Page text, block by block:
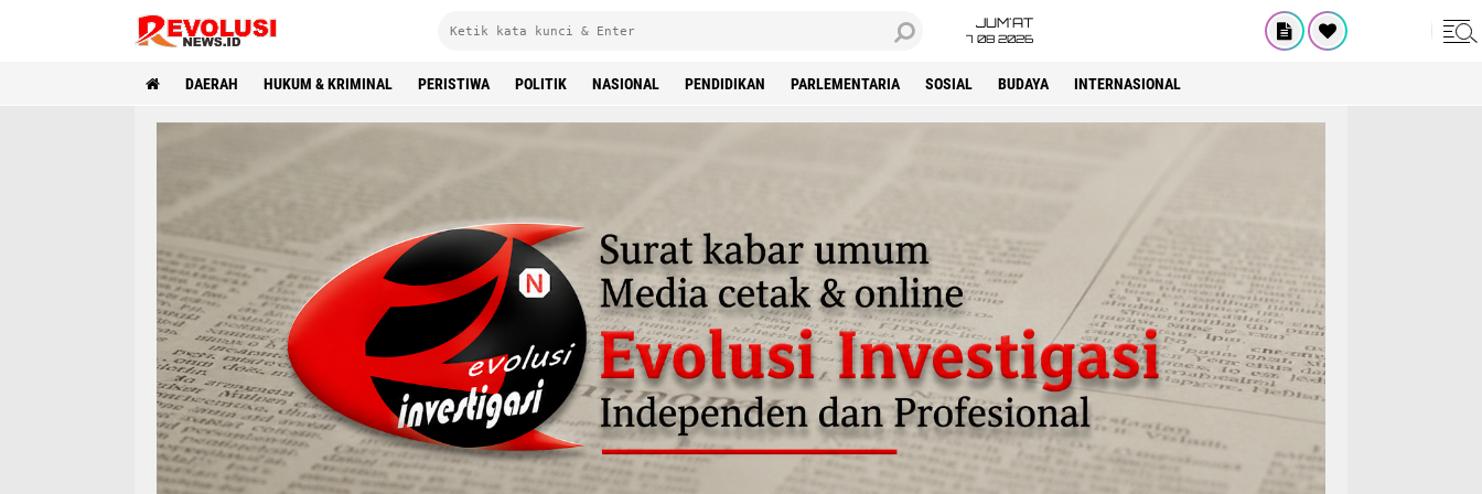
JUM'AT
7 08 2026
DAERAH HUKUM & KRIMINAL PERISTIWA POLITIK NASIONAL PENDIDIKAN PARLEMENTARIA SOSIAL BUDAYA INTERNASIONAL
'Advertisement'